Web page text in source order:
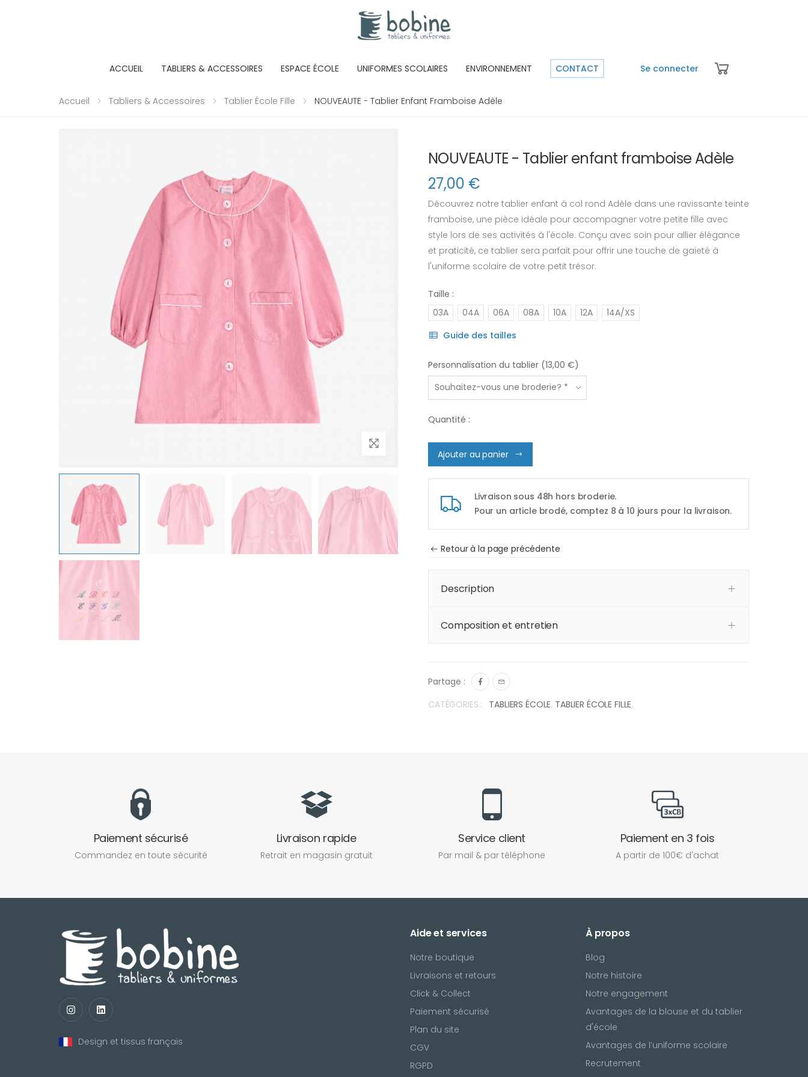
ACCUEIL TABLIERS & ACCESSOIRES ESPACE ÉCOLE UNIFORMES SCOLAIRES ENVIRONNEMENT CONTACT Se connecter
Accueil Tabliers & Accessoires Tablier École Fille NOUVEAUTE - Tablier Enfant Framboise Adèle
NOUVEAUTE - Tablier enfant framboise Adèle
27,00 €
Découvrez notre tablier enfant à col rond Adèle dans une ravissante teinte
framboise, une pièce idéale pour accompagner votre petite fille avec
style lors de ses activités à l'école. Conçu avec soin pour allier élégance
et praticité, ce tablier sera parfait pour offrir une touche de gaieté à
l'uniforme scolaire de votre petit trésor.
Taille :
03A
04A 06A 08A 10A 12A
14A/XS
Guide des tailles
Personnalisation du tablier (13,00 €)
Quantité :
Ajouter au panier
Livraison sous 48h hors broderie.
Pour un article brodé, comptez 8 à 10 jours pour la livraison.
Retour à la page précédente
Description
Composition et entretien
Partage :
CATÉGORIES :
TABLIERS ÉCOLE, TABLIER ÉCOLE FILLE,
Paiement sécurisé
Commandez en toute sécurité
Livraison rapide
Retrait en magasin gratuit
Service client
Par mail & par téléphone
Paiement en 3 fois
A partir de 100€ d'achat
Design et tissus français
Aide et services
Notre boutique
Livraisons et retours
Click & Collect
Paiement sécurisé
Plan du site
CGV
RGPD
À propos
Blog
Notre histoire
Notre engagement
Avantages de la blouse et du tablier
d'école
Avantages de l’uniforme scolaire
Recrutement